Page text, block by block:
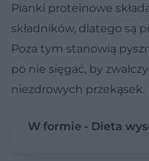
Pianki proteinowe
składników, dlatego są
Poza tym stanowią
po nie sięgać, by
niezdrowych przekąsek.
W formie - Dieta